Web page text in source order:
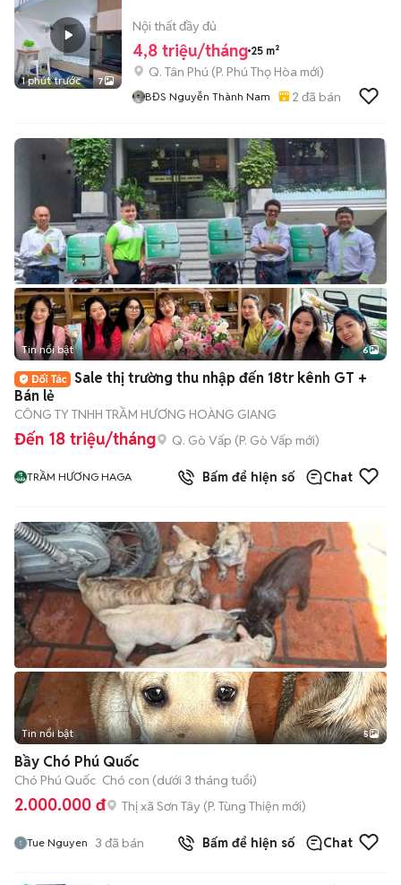
1 phút trước 7
Nội thất đầy đủ
4,8 triệu/tháng 25 m²
Q. Tân Phú (P. Phú Thọ Hòa mới)
BĐS Nguyễn Thành Nam 2 đã bán
+2
Tin nổi bật 6
Sale thị trường thu nhập đến 18tr kênh GT +
Bán lẻ
CÔNG TY TNHH TRẦM HƯƠNG HOÀNG GIANG
Đến 18 triệu/tháng Q. Gò Vấp (P. Gò Vấp mới)
TRẦM HƯƠNG HAGA Bấm để hiện số Chat
Tin nổi bật 5
Bầy Chó Phú Quốc
Chó Phú Quốc Chó con (dưới 3 tháng tuổi)
2.000.000 đ Thị xã Sơn Tây (P. Tùng Thiện mới)
Tue Nguyen 3 đã bán Bấm để hiện số Chat